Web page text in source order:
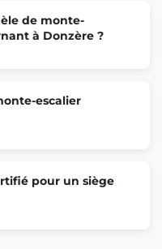
de monte-
à Donzère ?
escalier
pour un siège